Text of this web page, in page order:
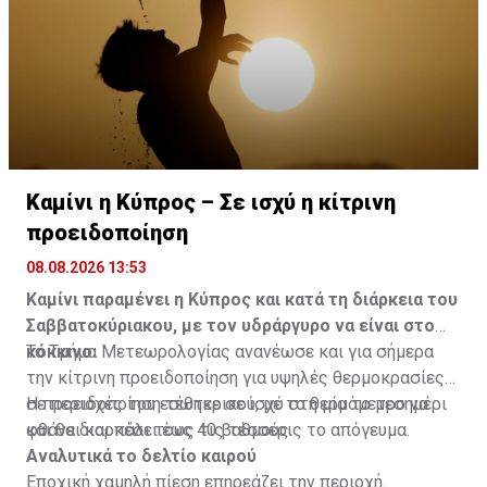
Καμίνι η Κύπρος – Σε ισχύ η κίτρινη
προειδοποίηση
08.08.2026 13:53
Καμίνι παραμένει η Κύπρος και κατά τη διάρκεια του
Σαββατοκύριακου, με τον υδράργυρο να είναι στο
κόκκινο.
Το Τμήμα Μετεωρολογίας ανανέωσε και για σήμερα
την κίτρινη προειδοποίηση για υψηλές θερμοκρασίες
σε περιοχές του εσωτερικού, με το θερμόμετρο να
φθάνει και πάλι τους 40 βαθμούς.
Η προειδοποίηση τέθηκε σε ισχύ στη μία το μεσημέρι
και θα διαρκέσει έως τις τέσσερις το απόγευμα.
Αναλυτικά το δελτίο καιρού
Εποχική χαμηλή πίεση επηρεάζει την περιοχή.